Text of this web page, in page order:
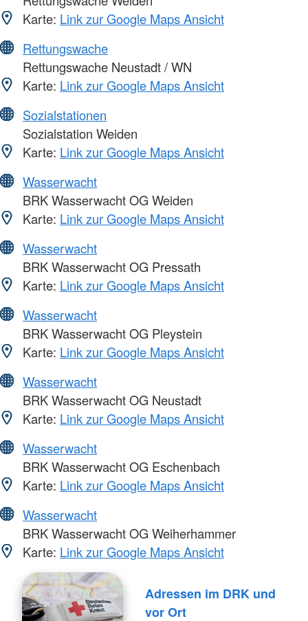
Karte: Link zur Google Maps Ansicht
Rettungswache
Rettungswache Neustadt / WN
Karte: Link zur Google Maps Ansicht
Sozialstationen
Sozialstation Weiden
Karte: Link zur Google Maps Ansicht
Wasserwacht
BRK Wasserwacht OG Weiden
Karte: Link zur Google Maps Ansicht
Wasserwacht
BRK Wasserwacht OG Pressath
Karte: Link zur Google Maps Ansicht
Wasserwacht
BRK Wasserwacht OG Pleystein
Karte: Link zur Google Maps Ansicht
Wasserwacht
BRK Wasserwacht OG Neustadt
Karte: Link zur Google Maps Ansicht
Wasserwacht
BRK Wasserwacht OG Eschenbach
Karte: Link zur Google Maps Ansicht
Wasserwacht
BRK Wasserwacht OG Weiherhammer
Karte: Link zur Google Maps Ansicht
Adressen im DRK und
vor Ort